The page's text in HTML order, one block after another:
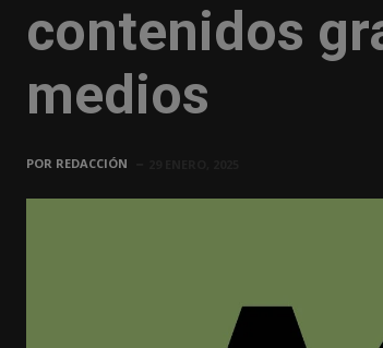
contenidos
medios
POR REDACCIÓN